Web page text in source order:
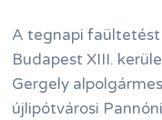
A tegnapi faültetést
Budapest XIII.
Gergely
újlipótvárosi